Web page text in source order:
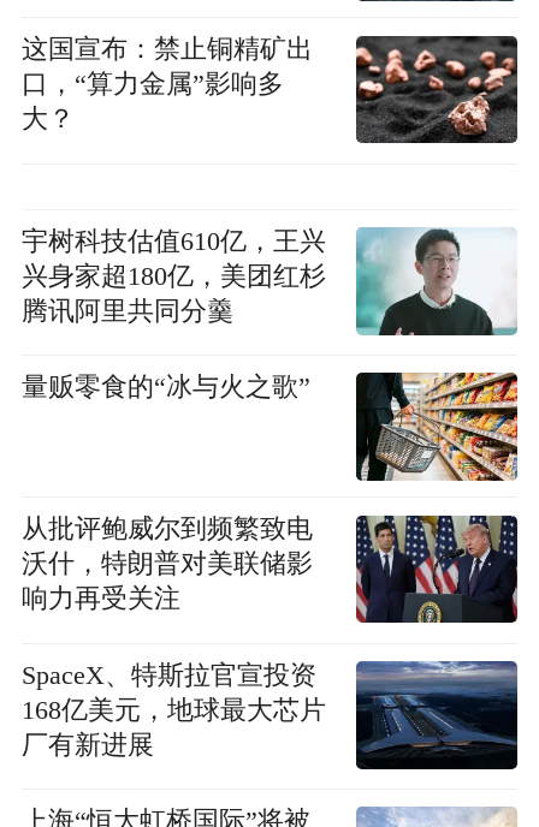
这国宣布：禁止铜精矿出
口，“算力金属”影响多
大？
宇树科技估值610亿，王兴
兴身家超180亿，美团红杉
腾讯阿里共同分羹
量贩零食的“冰与火之歌”
从批评鲍威尔到频繁致电
沃什，特朗普对美联储影
响力再受关注
SpaceX、特斯拉官宣投资
168亿美元，地球最大芯片
厂有新进展
上海“恒大虹桥国际”将被